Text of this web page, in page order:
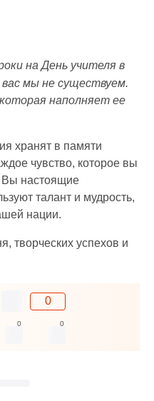
на День учителя в
мы не существуем.
наполняет ее
хранят в памяти
чувство, которое вы
Вы настоящие
талант и мудрость,
нации.
творческих успехов и
0
0 0